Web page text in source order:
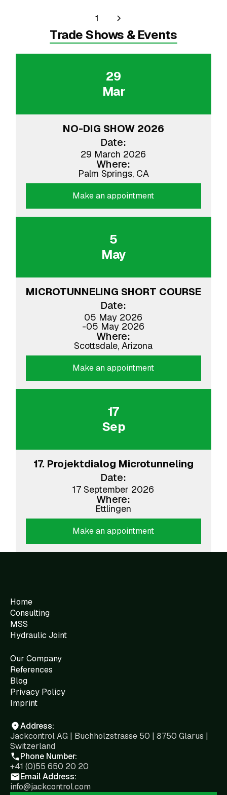
1
Trade Shows & Events
29
Mar
NO-DIG SHOW 2026
Date:
29 March 2026
Where:
Palm Springs, CA
Make an appointment
5
May
MICROTUNNELING SHORT COURSE
Date:
05 May 2026
-05 May 2026
Where:
Scottsdale, Arizona
Make an appointment
17
Sep
17. Projektdialog Microtunneling
Date:
17 September 2026
Where:
Ettlingen
Make an appointment
Home
Consulting
MSS
Hydraulic Joint
Our Company
References
Blog
Privacy Policy
Imprint
Address:
Jackcontrol AG | Buchholzstrasse 50 | 8750 Glarus |
Switzerland
Phone Number:
+41 (0)55 650 20 20
Email Address:
info@jackcontrol.com